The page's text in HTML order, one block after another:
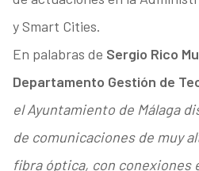
y Smart Cities.
En palabras de Sergio Rico
Departamento Gestión de
el Ayuntamiento de Málaga
de comunicaciones de muy
fibra óptica, con conexiones